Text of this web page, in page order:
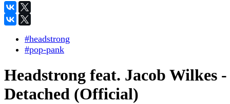
#headstrong
#pop-pank
Headstrong feat. Jacob Wilkes -
Detached (Official)